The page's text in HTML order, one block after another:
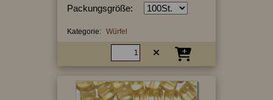
Packungsgröße:
Kategorie: Würfel